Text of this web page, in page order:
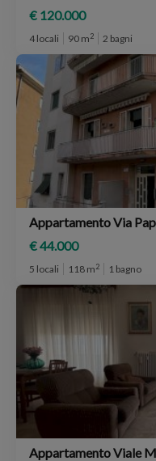
€ 120.000
4 locali 90 m2 2 bagni
Appartamento Via
€ 44.000
5 locali 118 m2 1 bagno
Appartamento Viale